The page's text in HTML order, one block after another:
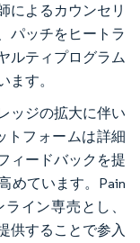
によるカウンセリ
パッチをヒートラ
ルティプログラム
ます。
ッジの拡大に伴い
トフォームは詳細
ィードバックを提
めています。Pain
イン専売とし、
供することで参入